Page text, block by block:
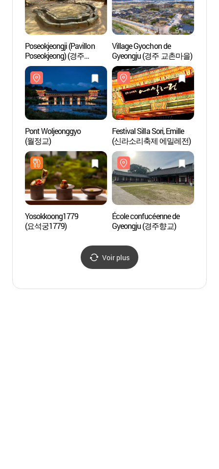
Poseokjeongji (Pavillon
Poseokjeong) (경주
포석정지)
Village Gyochon de
Gyeongju (경주 교촌마을)
Pont Woljeonggyo
(월정교)
Festival Silla Sori, Emille
(신라소리축제 에밀레전)
Yosokkoong1779
(요석궁1779)
École confucéenne de
Gyeongju (경주향교)
Voir plus